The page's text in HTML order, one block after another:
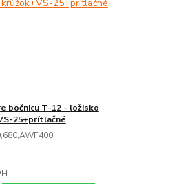
bočnicu T-12 - ložisko
25+prítlačné